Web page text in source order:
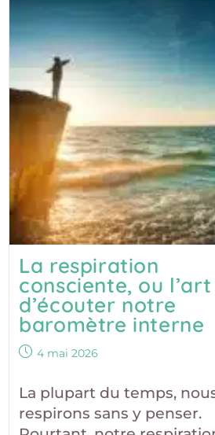
La respiration
consciente, ou l’art
d’écouter notre
baromètre interne
Publication
4 mai 2026
La plupart du temps,
respirons sans y penser.